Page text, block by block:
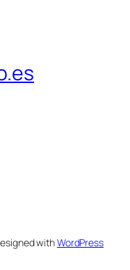
withWordPress